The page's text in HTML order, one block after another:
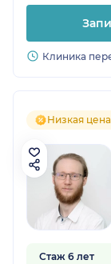
Клиника
Низкая
Стаж 6 лет